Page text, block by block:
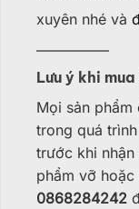
xuyên nhé và
—————
Lưu ý khi
Mọi sản
trong quá
trước khi nhận
phẩm vỡ
0868284242